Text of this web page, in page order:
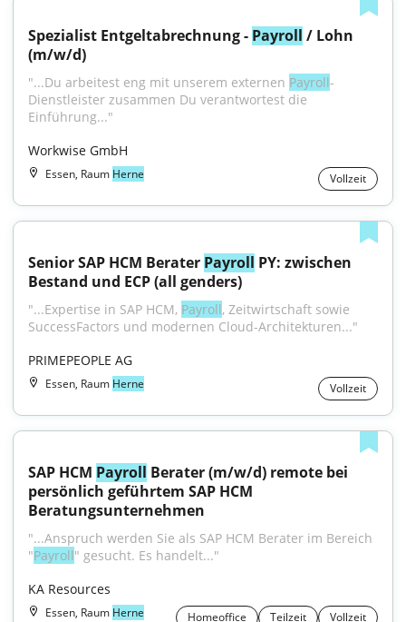
Spezialist Entgeltabrechnung - Payroll / Lohn
(m/w/d)
"...Du arbeitest eng mit unserem externen Payroll-
Dienstleister zusammen Du verantwortest die
Einführung..."
Workwise GmbH
Essen, Raum Herne Vollzeit
Senior SAP HCM Berater Payroll PY: zwischen
Bestand und ECP (all genders)
"...Expertise in SAP HCM, Payroll, Zeitwirtschaft sowie
SuccessFactors und modernen Cloud-Architekturen..."
PRIMEPEOPLE AG
Essen, Raum Herne Vollzeit
SAP HCM Payroll Berater (m/w/d) remote bei
persönlich geführtem SAP HCM
Beratungsunternehmen
"...Anspruch werden Sie als SAP HCM Berater im Bereich
"Payroll" gesucht. Es handelt..."
KA Resources
Essen, Raum Herne Homeoffice Teilzeit Vollzeit